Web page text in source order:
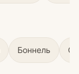
Боннель С